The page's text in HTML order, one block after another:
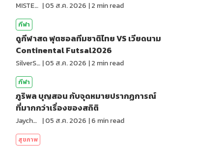
MISTER1997 |05 ส.ค. 2026 |2 min read
กีฬา
ดูกีฬาสด ฟุตซอลทีมชาติไทย VS เวียดนาม
Continental Futsal2026
SilverShark |05 ส.ค. 2026 |2 min read
กีฬา
ภูริพล บุญสอน กับจุดหมายปรากฏการณ์
ที่มากกว่าเรื่องของสถิติ
Jaychou |05 ส.ค. 2026 |6 min read
สุขภาพ